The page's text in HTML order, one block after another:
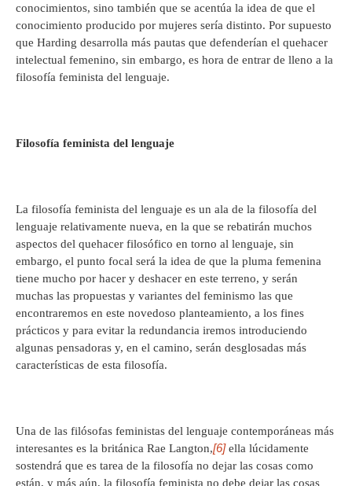
conocimientos, sino también que se acentúa la idea de que el
conocimiento producido por mujeres sería distinto. Por supuesto
que Harding desarrolla más pautas que defenderían el quehacer
intelectual femenino, sin embargo, es hora de entrar de lleno a la
filosofía feminista del lenguaje.
Filosofía feminista del lenguaje
La filosofía feminista del lenguaje es un ala de la filosofía del
lenguaje relativamente nueva, en la que se rebatirán muchos
aspectos del quehacer filosófico en torno al lenguaje, sin
embargo, el punto focal será la idea de que la pluma femenina
tiene mucho por hacer y deshacer en este terreno, y serán
muchas las propuestas y variantes del feminismo las que
encontraremos en este novedoso planteamiento, a los fines
prácticos y para evitar la redundancia iremos introduciendo
algunas pensadoras y, en el camino, serán desglosadas más
características de esta filosofía.
Una de las filósofas feministas del lenguaje contemporáneas más
interesantes es la británica Rae Langton,[6]ella lúcidamente
sostendrá que es tarea de la filosofía no dejar las cosas como
están, y más aún, la filosofía feminista no debe dejar las cosas